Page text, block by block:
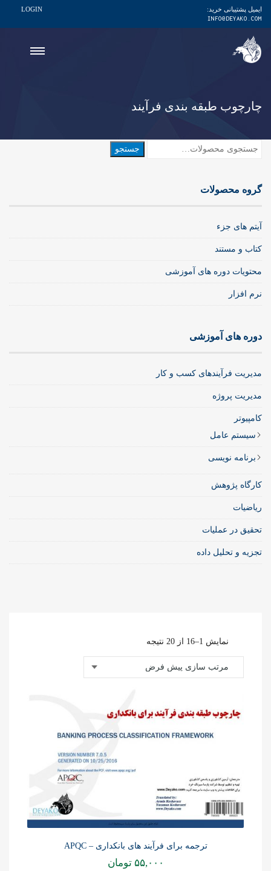
ایمیل پشتیبانی خرید:
INFO@DEYAKO.COM
LOGIN
چارچوب طبقه بندی فرآیند
جستجو
گروه محصولات
آیتم های جزء
کتاب و مستند
محتویات دوره های آموزشی
نرم افزار
دوره های آموزشی
مدیریت فرآیندهای کسب و کار
مدیریت پروژه
کامپیوتر
سیستم عامل
برنامه نویسی
کارگاه پژوهش
ریاضیات
تحقیق در عملیات
تجزیه و تحلیل داده
نمایش 1–16 از 20 نتیجه
ترجمه برای فرآیند های بانکداری – APQC
۵۵,۰۰۰ تومان